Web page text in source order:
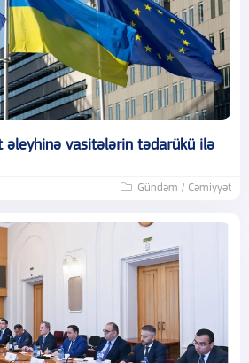
əleyhinə vasitələrin tədarükü ilə
Gündəm / Cəmiyyət